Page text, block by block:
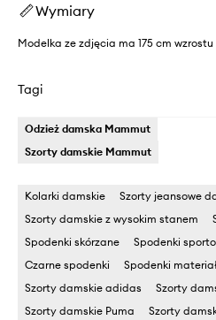
Wymiary
Modelka ze zdjęcia ma 175 cm
Tagi
Odzież damska Mammut
Szorty damskie Mammut
Kolarki damskie
Szorty jeansowe
Szorty damskie z wysokim stanem
Spodenki skórzane
Spodenki
Czarne spodenki
Spodenki
Szorty damskie adidas
Szorty
Szorty damskie Puma
Szorty